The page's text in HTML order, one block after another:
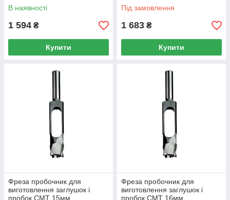
В наявності
1 594 ₴
Купити
Під замовлення
1 683 ₴
Купити
Фреза пробочник для
виготовлення заглушок і
пробок CMT 15мм
Фреза пробочник для
виготовлення заглушок і
пробок CMT 16мм